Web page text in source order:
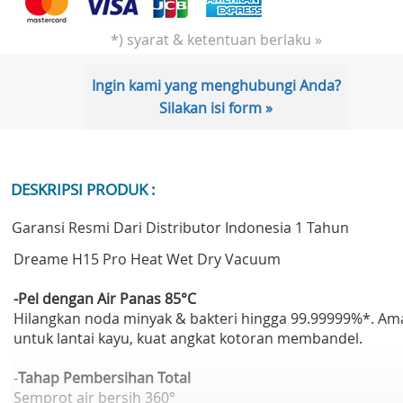
*) syarat & ketentuan berlaku »
Ingin kami yang menghubungi Anda?
Silakan isi form »
DESKRIPSI PRODUK :
Garansi Resmi Dari Distributor Indonesia 1 Tahun
Dreame H15 Pro Heat Wet Dry Vacuum
-Pel dengan Air Panas 85°C
Hilangkan noda minyak & bakteri hingga 99.99999%*.
untuk lantai kayu, kuat angkat kotoran membandel.
-Tahap Pembersihan Total
Semprot air bersih 360°